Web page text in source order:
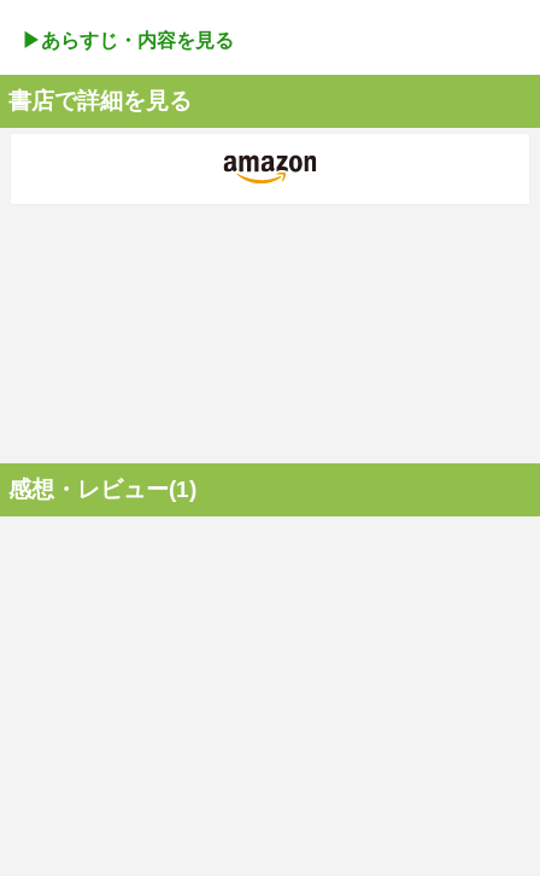
▶︎あらすじ・内容を見る
書店で詳細を見る
感想・レビュー(1)